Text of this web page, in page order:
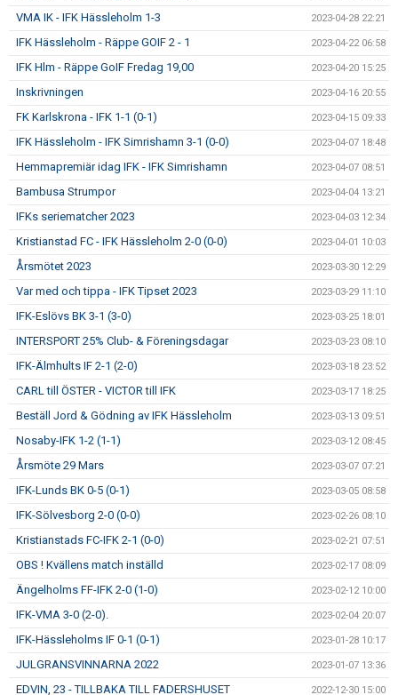
VMA IK - IFK Hässleholm 1-3 2023-04-28 22:21
IFK Hässleholm - Räppe GOIF 2 - 1 2023-04-22 06:58
IFK Hlm - Räppe GoIF Fredag 19,00 2023-04-20 15:25
Inskrivningen 2023-04-16 20:55
FK Karlskrona - IFK 1-1 (0-1) 2023-04-15 09:33
IFK Hässleholm - IFK Simrishamn 3-1 (0-0) 2023-04-07 18:48
Hemmapremiär idag IFK - IFK Simrishamn 2023-04-07 08:51
Bambusa Strumpor 2023-04-04 13:21
IFKs seriematcher 2023 2023-04-03 12:34
Kristianstad FC - IFK Hässleholm 2-0 (0-0) 2023-04-01 10:03
Årsmötet 2023 2023-03-30 12:29
Var med och tippa - IFK Tipset 2023 2023-03-29 11:10
IFK-Eslövs BK 3-1 (3-0) 2023-03-25 18:01
INTERSPORT 25% Club- & Föreningsdagar 2023-03-23 08:10
IFK-Älmhults IF 2-1 (2-0) 2023-03-18 23:52
CARL till ÖSTER - VICTOR till IFK 2023-03-17 18:25
Beställ Jord & Gödning av IFK Hässleholm 2023-03-13 09:51
Nosaby-IFK 1-2 (1-1) 2023-03-12 08:45
Årsmöte 29 Mars 2023-03-07 07:21
IFK-Lunds BK 0-5 (0-1) 2023-03-05 08:58
IFK-Sölvesborg 2-0 (0-0) 2023-02-26 08:10
Kristianstads FC-IFK 2-1 (0-0) 2023-02-21 07:51
OBS ! Kvällens match inställd 2023-02-17 08:09
Ängelholms FF-IFK 2-0 (1-0) 2023-02-12 10:00
IFK-VMA 3-0 (2-0). 2023-02-04 20:07
IFK-Hässleholms IF 0-1 (0-1) 2023-01-28 10:17
JULGRANSVINNARNA 2022 2023-01-07 13:36
EDVIN, 23 - TILLBAKA TILL FADERSHUSET 2022-12-30 15:00